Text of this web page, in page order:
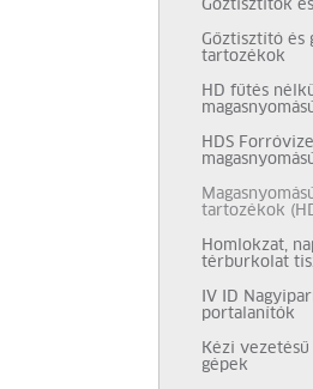
Gőztisztítók
Gőztisztító és
tartozékok
HD fűtés
HDS
tartozékok
Homlokzat,
térburkolat
IV ID
portalanítók
Kézi
gépek